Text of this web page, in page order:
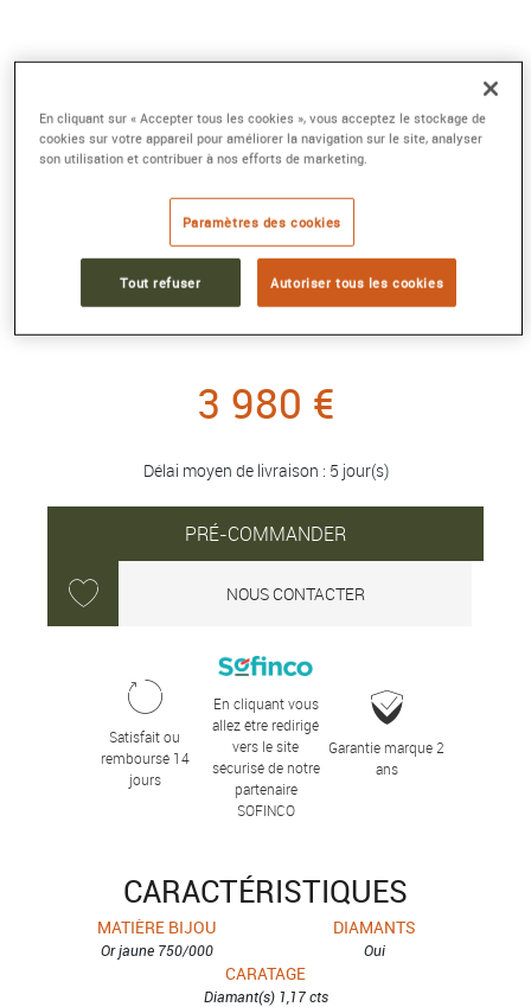
COLLIER GUCCI LINK TO LOVE AVEC
TOURMALINE TAILLE BAGUETTE
Or jaune, diamants
702394 J85H0 8268
3 980 €
Délai moyen de livraison : 5 jour(s)
PRÉ-COMMANDER
NOUS CONTACTER
Satisfait ou
remboursé 14
jours
En cliquant vous
allez être redirigé
vers le site
sécurisé de notre
partenaire
SOFINCO
Garantie marque 2
ans
CARACTÉRISTIQUES
MATIÈRE BIJOU
Or jaune 750/000
DIAMANTS
Oui
CARATAGE
Diamant(s) 1,17 cts
En cliquant sur « Accepter tous les cookies », vous acceptez le stockage de
cookies sur votre appareil pour améliorer la navigation sur le site, analyser
son utilisation et contribuer à nos efforts de marketing.
Paramètres des cookies
Tout refuser Autoriser tous les cookies